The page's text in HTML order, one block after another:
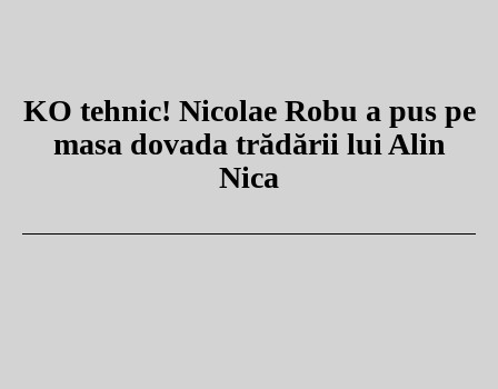
KO tehnic! Nicolae Robu a pus pe
masa dovada trădării lui Alin
Nica